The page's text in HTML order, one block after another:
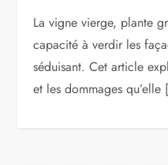
La vigne vierge, plante
capacité à verdir les
séduisant. Cet article
et les dommages